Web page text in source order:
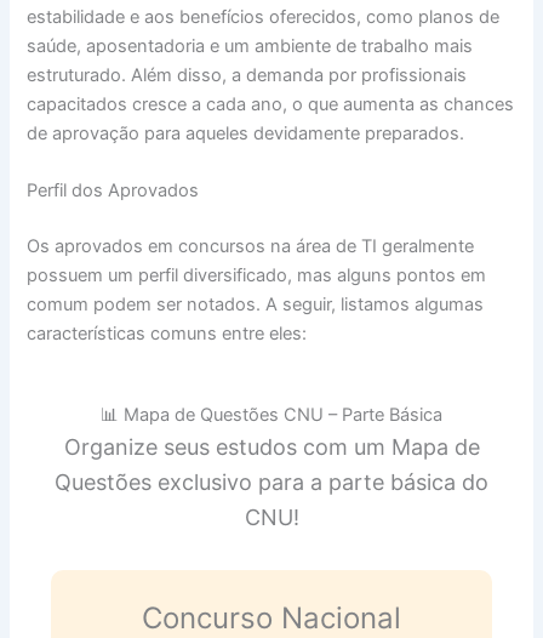
estabilidade e aos benefícios oferecidos, como planos de
saúde, aposentadoria e um ambiente de trabalho mais
estruturado. Além disso, a demanda por profissionais
capacitados cresce a cada ano, o que aumenta as chances
de aprovação para aqueles devidamente preparados.
Perfil dos Aprovados
Os aprovados em concursos na área de TI geralmente
possuem um perfil diversificado, mas alguns pontos em
comum podem ser notados. A seguir, listamos algumas
características comuns entre eles:
📊 Mapa de Questões CNU – Parte Básica
Organize seus estudos com um Mapa de
Questões exclusivo para a parte básica do
CNU!
Concurso Nacional